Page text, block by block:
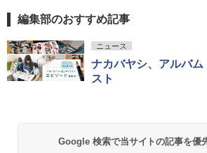
編集部のおすすめ記事
ニュース
ナカバヤシ、アルバ
スト
Google 検索で当サイトの記事を優